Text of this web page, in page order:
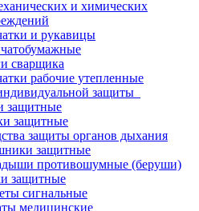
и химических
и рукавицы
сварщика
рабочие утепленные
защиты
защитные
защитные
защиты органов дыхания
защитные
противошумные (беруши)
защитные
сигнальные
медицинские